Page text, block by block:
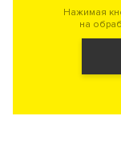
Нажимая
на